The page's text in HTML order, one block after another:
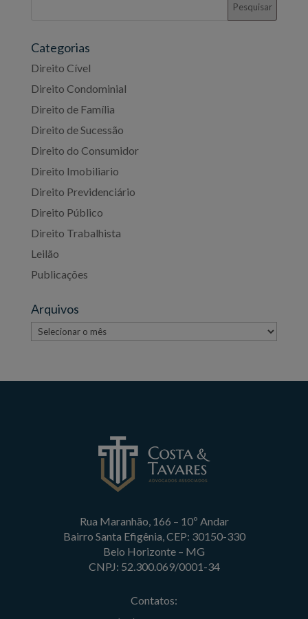
Categorias
Direito Cível
Direito Condominial
Direito de Família
Direito de Sucessão
Direito do Consumidor
Direito Imobiliario
Direito Previdenciário
Direito Público
Direito Trabalhista
Leilão
Publicações
Arquivos
Arquivos
Rua Maranhão, 166 – 10º Andar
Bairro Santa Efigênia, CEP: 30150-330
Belo Horizonte – MG
CNPJ: 52.300.069/0001-34
Contatos: